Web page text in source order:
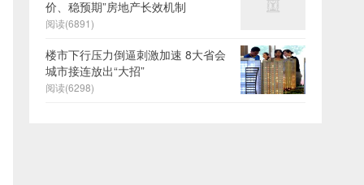
价、稳预期”房地产长效机制
阅读(6891)
楼市下行压力倒逼刺激加速 8大省会
城市接连放出“大招”
阅读(6298)